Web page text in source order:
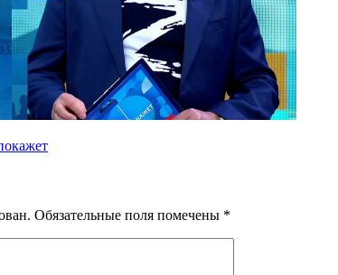
Обязательные поля помечены *